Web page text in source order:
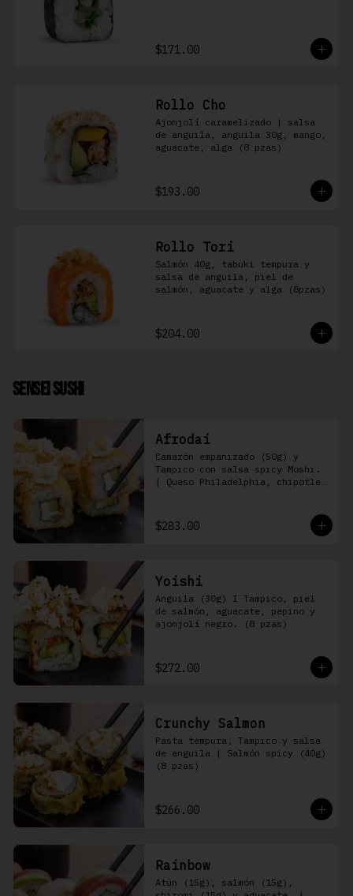
$171.00
Rollo Cho
Ajonjolí caramelizado | salsa
de anguila, anguila 30g, mango,
aguacate, alga (8 pzas)
$193.00
Rollo Tori
Salmón 40g, tabuki tempura y
salsa de anguila, piel de
salmón, aguacate y alga (8pzas)
$204.00
Sensei Sushi
Afrodai
Camarón empanizado (50g) y
Tampico con salsa spicy Moshi.
| Queso Philadelphia, chipotle,
$283.00
Yoishi
Anguila (30g) I Tampico, piel
de salmón, aguacate, pepino y
ajonjolí negro. (8 pzas)
$272.00
Crunchy Salmon
Pasta tempura, Tampico y salsa
de anguila | Salmón spicy (40g)
(8 pzas)
$266.00
Rainbow
Atún (15g), salmón (15g),